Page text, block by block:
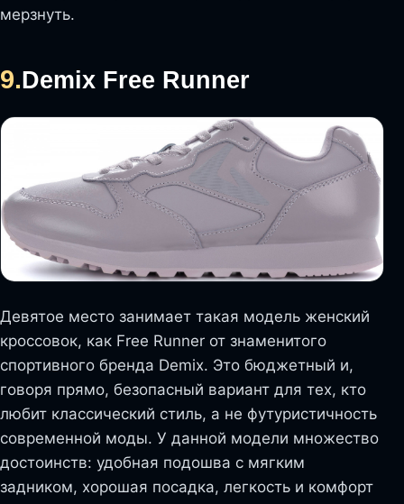
мерзнуть.
9.Demix Free Runner
Девятое место занимает такая модель женский
кроссовок, как Free Runner от знаменитого
спортивного бренда Demix. Это бюджетный и,
говоря прямо, безопасный вариант для тех, кто
любит классический стиль, а не футуристичность
современной моды. У данной модели множество
достоинств: удобная подошва с мягким
задником, хорошая посадка, легкость и комфорт